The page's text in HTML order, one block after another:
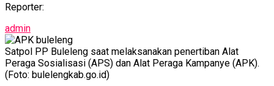
Reporter:
admin
Satpol PP Buleleng saat melaksanakan penertiban Alat
Peraga Sosialisasi (APS) dan Alat Peraga Kampanye (APK).
(Foto: bulelengkab.go.id)